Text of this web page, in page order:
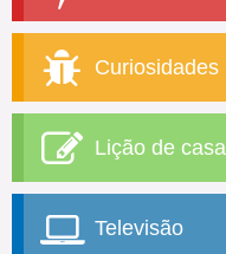
Curiosidades
Lição de casa
Televisão